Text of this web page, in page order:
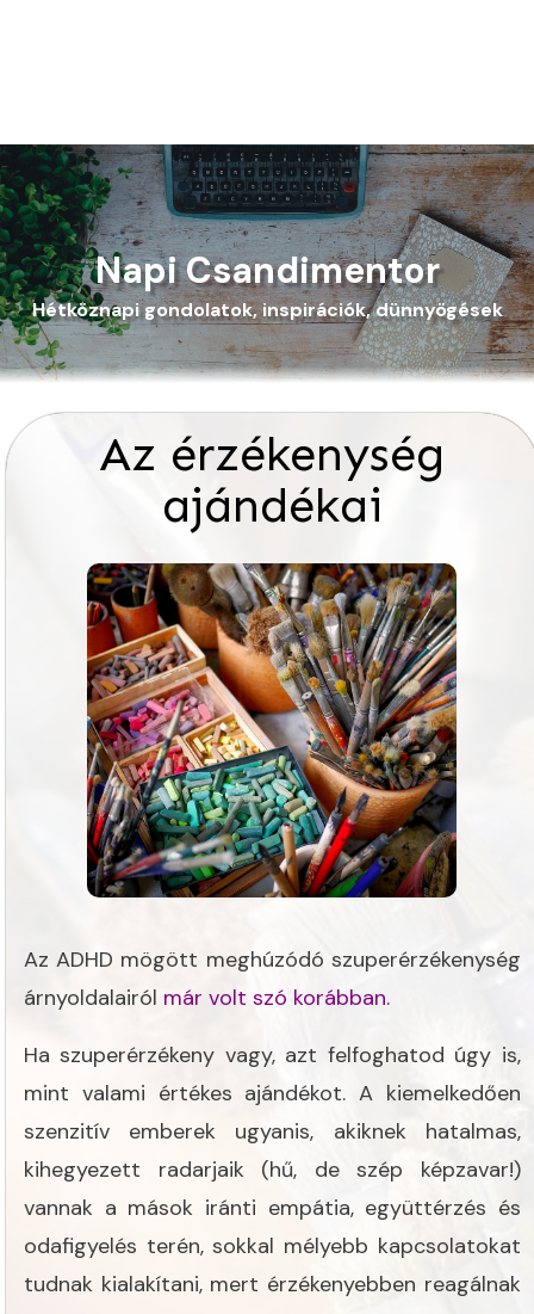
Napi Csandimentor
Hétköznapi gondolatok, inspirációk, dünnyögések
Az érzékenység
ajándékai
Az ADHD mögött meghúzódó szuperérzékenység
árnyoldalairól már volt szó korábban.
Ha szuperérzékeny vagy, azt felfoghatod úgy is,
mint valami értékes ajándékot. A kiemelkedően
szenzitív emberek ugyanis, akiknek hatalmas,
kihegyezett radarjaik (hű, de szép képzavar!)
vannak a mások iránti empátia, együttérzés és
odafigyelés terén, sokkal mélyebb kapcsolatokat
tudnak kialakítani, mert érzékenyebben reagálnak